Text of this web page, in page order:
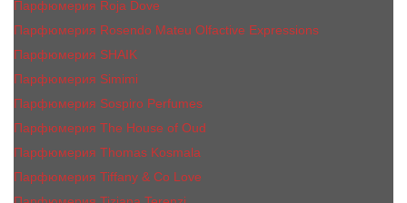
Парфюмерия Roja Dove
Парфюмерия Rosendo Mateu Olfactive Expressions
Парфюмерия SHAIK
Парфюмерия Simimi
Парфюмерия Sospiro Perfumes
Парфюмерия The House of Oud
Парфюмерия Thomas Kosmala
Парфюмерия Tiffany & Co Love